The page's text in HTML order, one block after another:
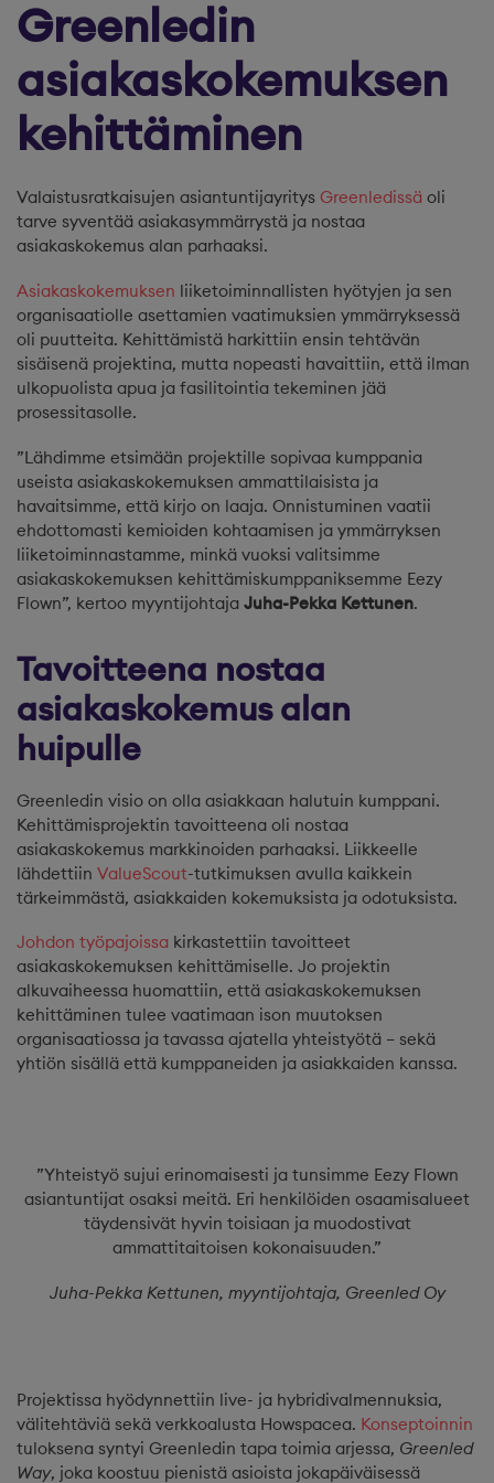
Greenledin
asiakaskokemuksen
kehittäminen
Valaistusratkaisujen asiantuntijayritys Greenledissä oli
tarve syventää asiakasymmärrystä ja nostaa
asiakaskokemus alan parhaaksi.
Asiakaskokemuksen liiketoiminnallisten hyötyjen ja sen
organisaatiolle asettamien vaatimuksien ymmärryksessä
oli puutteita. Kehittämistä harkittiin ensin tehtävän
sisäisenä projektina, mutta nopeasti havaittiin, että ilman
ulkopuolista apua ja fasilitointia tekeminen jää
prosessitasolle.
”Lähdimme etsimään projektille sopivaa kumppania
useista asiakaskokemuksen ammattilaisista ja
havaitsimme, että kirjo on laaja. Onnistuminen vaatii
ehdottomasti kemioiden kohtaamisen ja ymmärryksen
liiketoiminnastamme, minkä vuoksi valitsimme
asiakaskokemuksen kehittämiskumppaniksemme Eezy
Flown”, kertoo myyntijohtaja Juha-Pekka Kettunen.
Tavoitteena nostaa
asiakaskokemus alan
huipulle
Greenledin visio on olla asiakkaan halutuin kumppani.
Kehittämisprojektin tavoitteena oli nostaa
asiakaskokemus markkinoiden parhaaksi. Liikkeelle
lähdettiin ValueScout-tutkimuksen avulla kaikkein
tärkeimmästä, asiakkaiden kokemuksista ja odotuksista.
Johdon työpajoissa kirkastettiin tavoitteet
asiakaskokemuksen kehittämiselle. Jo projektin
alkuvaiheessa huomattiin, että asiakaskokemuksen
kehittäminen tulee vaatimaan ison muutoksen
organisaatiossa ja tavassa ajatella yhteistyötä – sekä
yhtiön sisällä että kumppaneiden ja asiakkaiden kanssa.
”Yhteistyö sujui erinomaisesti ja tunsimme Eezy Flown
asiantuntijat osaksi meitä. Eri henkilöiden osaamisalueet
täydensivät hyvin toisiaan ja muodostivat
ammattitaitoisen kokonaisuuden.”
Juha-Pekka Kettunen, myyntijohtaja, Greenled Oy
Projektissa hyödynnettiin live- ja hybridivalmennuksia,
välitehtäviä sekä verkkoalusta Howspacea. Konseptoinnin
tuloksena syntyi Greenledin tapa toimia arjessa, Greenled
Way, joka koostuu pienistä asioista jokapäiväisessä